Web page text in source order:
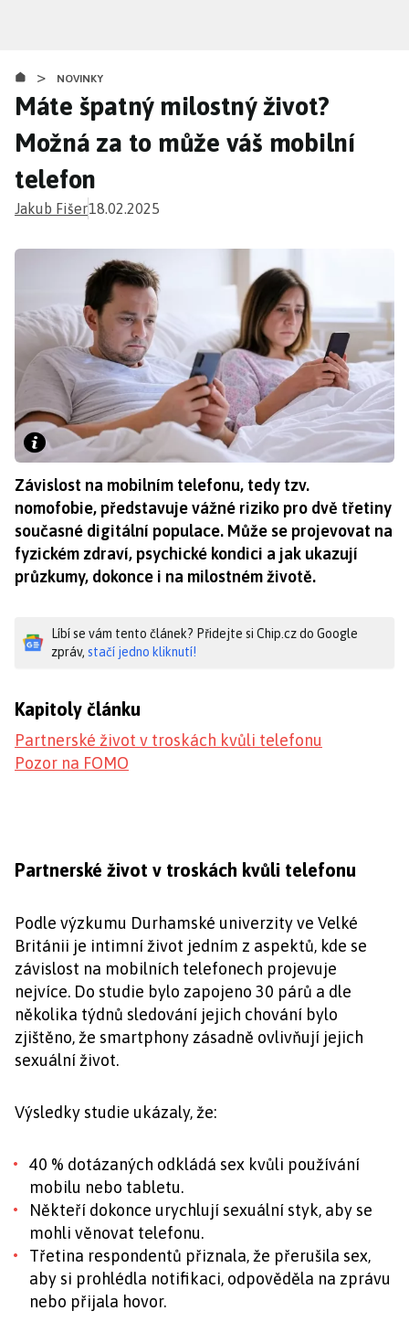
obsahu
> NOVINKY
Máte špatný milostný život?
Možná za to může váš mobilní
telefon
Jakub Fišer18.02.2025
Závislost na mobilním telefonu, tedy tzv.
nomofobie, představuje vážné riziko pro dvě třetiny
současné digitální populace. Může se projevovat na
fyzickém zdraví, psychické kondici a jak ukazují
průzkumy, dokonce i na milostném životě.
Líbí se vám tento článek? Přidejte si Chip.cz do Google
zpráv, stačí jedno kliknutí!
Kapitoly článku
Partnerské život v troskách kvůli telefonu
Pozor na FOMO
Partnerské život v troskách kvůli telefonu
Podle výzkumu Durhamské univerzity ve Velké
Británii je intimní život jedním z aspektů, kde se
závislost na mobilních telefonech projevuje
nejvíce. Do studie bylo zapojeno 30 párů a dle
několika týdnů sledování jejich chování bylo
zjištěno, že smartphony zásadně ovlivňují jejich
sexuální život.
Výsledky studie ukázaly, že:
40 % dotázaných odkládá sex kvůli používání
mobilu nebo tabletu.
Někteří dokonce urychlují sexuální styk, aby se
mohli věnovat telefonu.
Třetina respondentů přiznala, že přerušila sex,
aby si prohlédla notifikaci, odpověděla na zprávu
nebo přijala hovor.